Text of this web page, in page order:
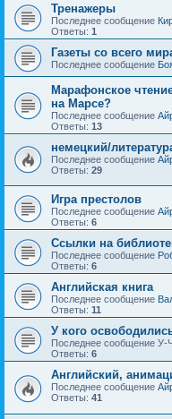
Тренажеры
Последнее сообщение
Ответы: 1
Газеты со всего
Последнее сообщение
Марафонское
на Марсе?
Последнее сообщение
Ответы: 13
немецкий/
Последнее сообщение
Ответы: 29
Игра престолов
Последнее сообщение
Ответы: 6
Ссылки на
Последнее сообщение
Ответы: 6
Английская книга
Последнее сообщение
Ответы: 11
У кого
Последнее сообщение У-
Ответы: 6
Английский,
Последнее сообщение
Ответы: 41